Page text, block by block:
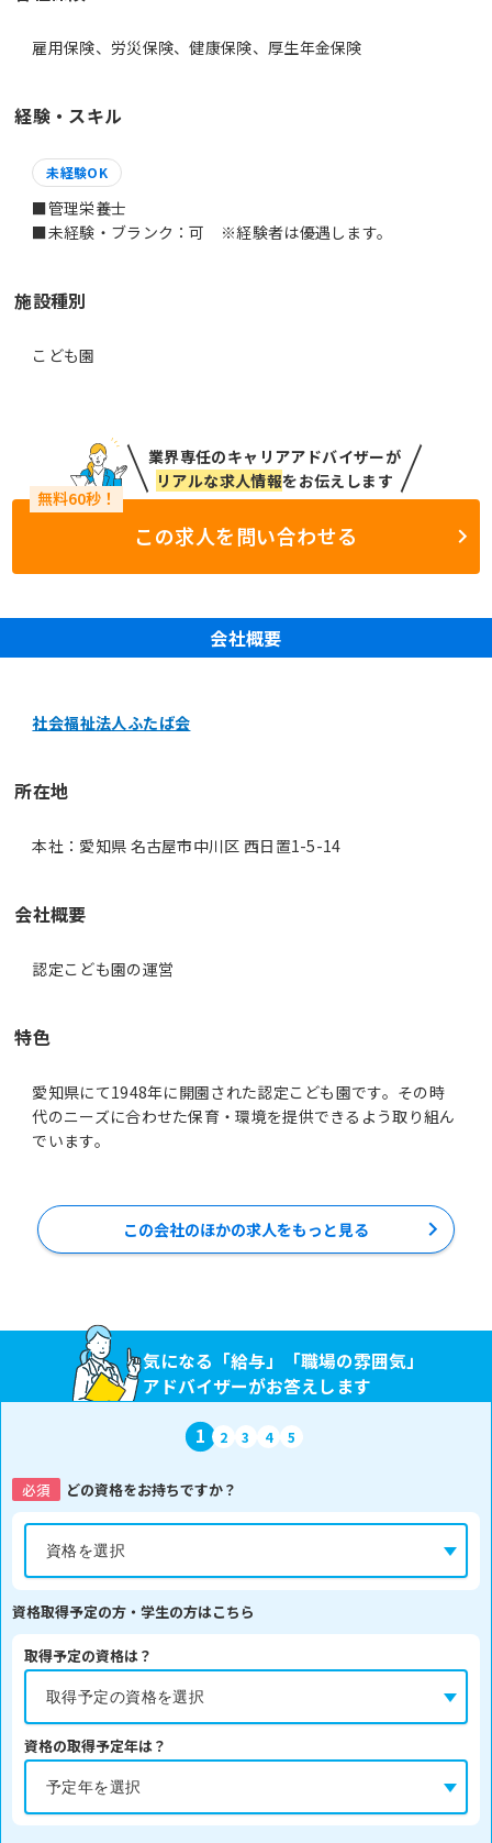
雇用保険、労災保険、健康保険、厚生年金保険
経験・スキル
未経験OK
■管理栄養士
■未経験・ブランク：可 ※経験者は優遇します。
施設種別
こども園
業界専任のキャリアアドバイザーが
リアルな求人情報をお伝えします
この求人を問い合わせる
会社概要
社会福祉法人ふたば会
所在地
本社：愛知県 名古屋市中川区 西日置1-5-14
会社概要
認定こども園の運営
特色
愛知県にて1948年に開園された認定こども園です。その時
代のニーズに合わせた保育・環境を提供できるよう取り組ん
でいます。
この会社のほかの求人をもっと見る
気になる「給与」「職場の雰囲気」
アドバイザーがお答えします
1 2 3 4 5
必須 どの資格をお持ちですか？
資格取得予定の方・学生の方はこちら
取得予定の資格は？
資格の取得予定年は？